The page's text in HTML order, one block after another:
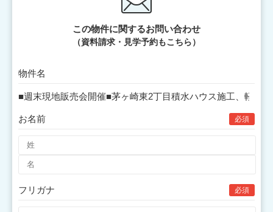
この物件に関するお問い合わせ
（資料請求・見学予約もこちら）
物件名
お名前 必須
フリガナ 必須